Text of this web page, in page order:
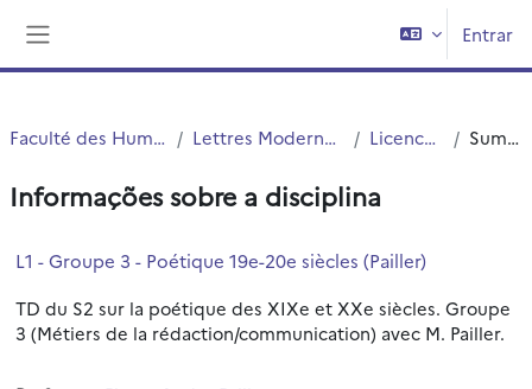
Entrar
Faculté des Humanités Lettres Modernes (LM) Licence LM Sumário
Informações sobre a disciplina
L1 - Groupe 3 - Poétique 19e-20e siècles (Pailler)
TD du S2 sur la poétique des XIXe et XXe siècles. Groupe
3 (Métiers de la rédaction/communication) avec M. Pailler.